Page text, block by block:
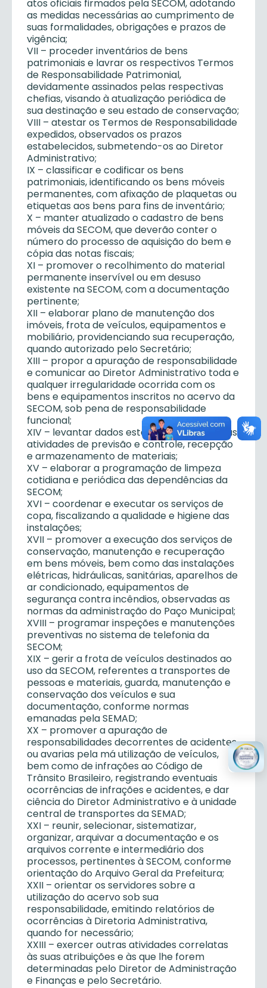
atos oficiais firmados pela SECOM, adotando
as medidas necessárias ao cumprimento de
suas formalidades, obrigações e prazos de
vigência;
VII – proceder inventários de bens
patrimoniais e lavrar os respectivos Termos
de Responsabilidade Patrimonial,
devidamente assinados pelas respectivas
chefias, visando à atualização periódica de
sua destinação e seu estado de conservação;
VIII – atestar os Termos de Responsabilidade
expedidos, observados os prazos
estabelecidos, submetendo-os ao Diretor
Administrativo;
IX – classificar e codificar os bens
patrimoniais, identificando os bens móveis
permanentes, com afixação de plaquetas ou
etiquetas aos bens para fins de inventário;
X – manter atualizado o cadastro de bens
móveis da SECOM, que deverão conter o
número do processo de aquisição do bem e
cópia das notas fiscais;
XI – promover o recolhimento do material
permanente inservível ou em desuso
existente na SECOM, com a documentação
pertinente;
XII – elaborar plano de manutenção dos
imóveis, frota de veículos, equipamentos e
mobiliário, providenciando sua recuperação,
quando autorizado pelo Secretário;
XIII – propor a apuração de responsabilidade
e comunicar ao Diretor Administrativo toda e
qualquer irregularidade ocorrida com os
bens e equipamentos inscritos no acervo da
SECOM, sob pena de responsabilidade
funcional;
XIV – levantar dados estatísticos relativos às
atividades de previsão e controle, recepção
e armazenamento de materiais;
XV – elaborar a programação de limpeza
cotidiana e periódica das dependências da
SECOM;
XVI – coordenar e executar os serviços de
copa, fiscalizando a qualidade e higiene das
instalações;
XVII – promover a execução dos serviços de
conservação, manutenção e recuperação
em bens móveis, bem como das instalações
elétricas, hidráulicas, sanitárias, aparelhos de
ar condicionado, equipamentos de
segurança contra incêndios, observadas as
normas da administração do Paço Municipal;
XVIII – programar inspeções e manutenções
preventivas no sistema de telefonia da
SECOM;
XIX – gerir a frota de veículos destinados ao
uso da SECOM, referentes a transportes de
pessoas e materiais, guarda, manutenção e
conservação dos veículos e sua
documentação, conforme normas
emanadas pela SEMAD;
XX – promover a apuração de
responsabilidades decorrentes de acidentes
ou avarias pela má utilização de veículos,
bem como de infrações ao Código de
Trânsito Brasileiro, registrando eventuais
ocorrências de infrações e acidentes, e dar
ciência do Diretor Administrativo e à unidade
central de transportes da SEMAD;
XXI – reunir, selecionar, sistematizar,
organizar, arquivar a documentação e os
arquivos corrente e intermediário dos
processos, pertinentes à SECOM, conforme
orientação do Arquivo Geral da Prefeitura;
XXII – orientar os servidores sobre a
utilização do acervo sob sua
responsabilidade, emitindo relatórios de
ocorrências à Diretoria Administrativa,
quando for necessário;
XXIII – exercer outras atividades correlatas
às suas atribuições e às que lhe forem
determinadas pelo Diretor de Administração
e Finanças e pelo Secretário.